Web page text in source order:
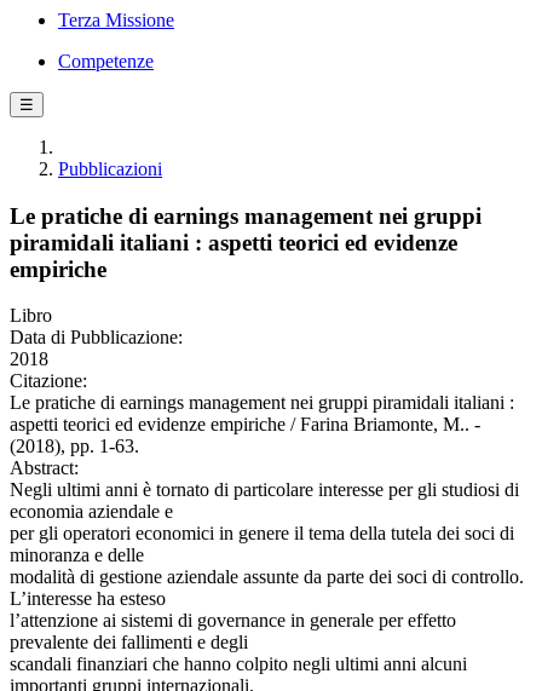
Terza Missione
Competenze
☰
Pubblicazioni
Le pratiche di earnings management nei gruppi
piramidali italiani : aspetti teorici ed evidenze
empiriche
Libro
Data di Pubblicazione:
2018
Citazione:
Le pratiche di earnings management nei gruppi piramidali italiani :
aspetti teorici ed evidenze empiriche / Farina Briamonte, M.. -
(2018), pp. 1-63.
Abstract:
Negli ultimi anni è tornato di particolare interesse per gli studiosi di
economia aziendale e
per gli operatori economici in genere il tema della tutela dei soci di
minoranza e delle
modalità di gestione aziendale assunte da parte dei soci di controllo.
L’interesse ha esteso
l’attenzione ai sistemi di governance in generale per effetto
prevalente dei fallimenti e degli
scandali finanziari che hanno colpito negli ultimi anni alcuni
importanti gruppi internazionali,